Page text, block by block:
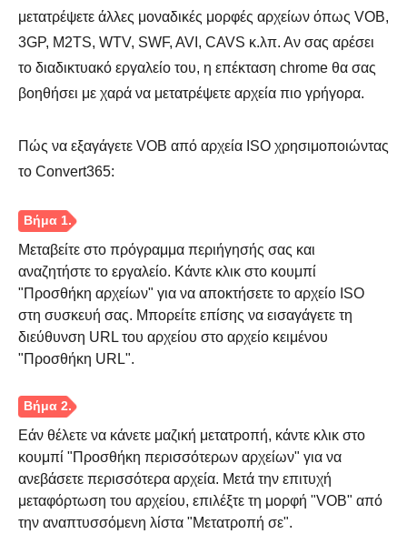
μετατρέψετε άλλες μοναδικές μορφές αρχείων όπως VOB,
3GP, M2TS, WTV, SWF, AVI, CAVS κ.λπ. Αν σας αρέσει
το διαδικτυακό εργαλείο του, η επέκταση chrome θα σας
βοηθήσει με χαρά να μετατρέψετε αρχεία πιο γρήγορα.
Πώς να εξαγάγετε VOB από αρχεία ISO χρησιμοποιώντας
το Convert365:
Μεταβείτε στο πρόγραμμα περιήγησής σας και
αναζητήστε το εργαλείο. Κάντε κλικ στο κουμπί
"Προσθήκη αρχείων" για να αποκτήσετε το αρχείο ISO
στη συσκευή σας. Μπορείτε επίσης να εισαγάγετε τη
διεύθυνση URL του αρχείου στο αρχείο κειμένου
"Προσθήκη URL".
Εάν θέλετε να κάνετε μαζική μετατροπή, κάντε κλικ στο
κουμπί "Προσθήκη περισσότερων αρχείων" για να
ανεβάσετε περισσότερα αρχεία. Μετά την επιτυχή
μεταφόρτωση του αρχείου, επιλέξτε τη μορφή "VOB" από
την αναπτυσσόμενη λίστα "Μετατροπή σε".